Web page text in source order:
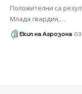
Положителни са
Млада гвардия,…
Екип на Агрозона